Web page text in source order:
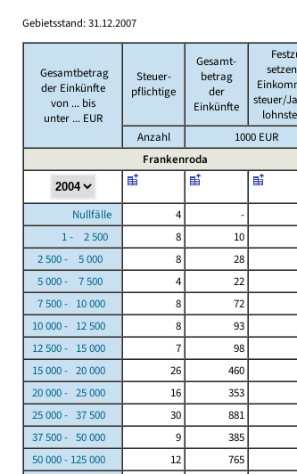
Gebietsstand: 31.12.2007
Gesamtbetrag
der Einkünfte
von ... bis
unter ... EUR
Steuer-
pflichtige
Gesamt-
betrag
der
Einkünfte
steuer/
Anzahl
1000 EUR
Frankenroda
Nullfälle 4 -
1 - 2 500
8 10
2 500 - 5 000
8 28
5 000 - 7 500
4 22
7 500 - 10 000
8 72
10 000 - 12 500
8 93
12 500 - 15 000
7 98
15 000 - 20 000
26 460
20 000 - 25 000
16 353
25 000 - 37 500
30 881
37 500 - 50 000
9 385
50 000 - 125 000
12 765